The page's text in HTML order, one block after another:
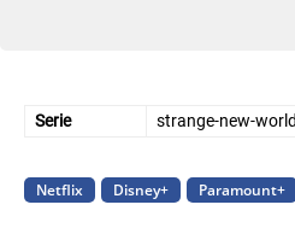
Serie strange-new-
Netflix Disney+ Paramount+